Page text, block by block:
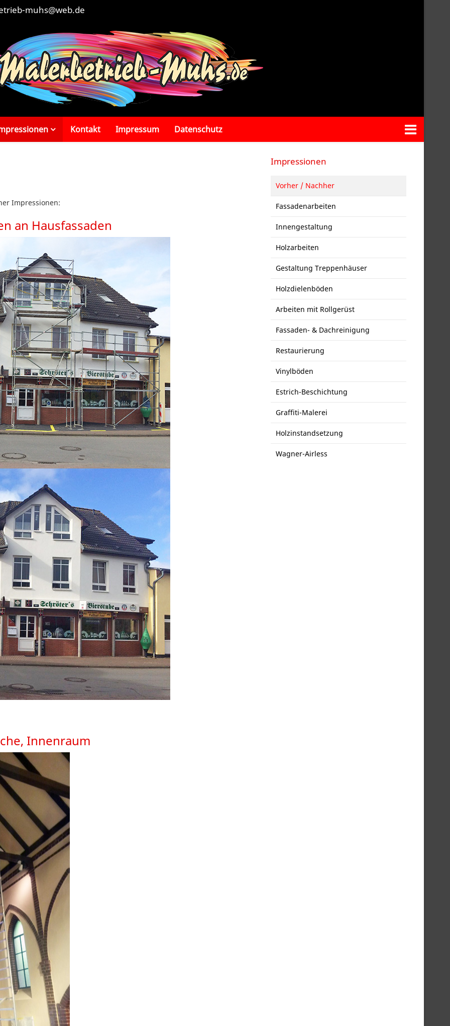
muhs@web.de
Kontakt Impressum Datenschutz
Impressionen:
an Hausfassaden
Innenraum
Impressionen
Vorher / Nachher
Fassadenarbeiten
Innengestaltung
Holzarbeiten
Gestaltung Treppenhäuser
Holzdielenböden
Arbeiten mit Rollgerüst
Fassaden- & Dachreinigung
Restaurierung
Vinylböden
Estrich-Beschichtung
Graffiti-Malerei
Holzinstandsetzung
Wagner-Airless